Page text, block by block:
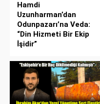
Hamdi
Uzunharman’dan
Odunpazarı’na Veda:
“Din Hizmeti Bir Ekip
İşidir”